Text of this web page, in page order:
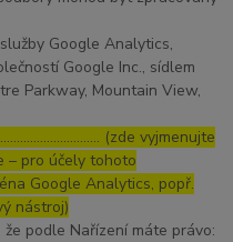
Google Analytics,
Google Inc., sídlem
Parkway, Mountain View,
(zde vyjmenujte
– pro účely tohoto
Google Analytics, popř.
nástroj)
že podle Nařízení máte právo: